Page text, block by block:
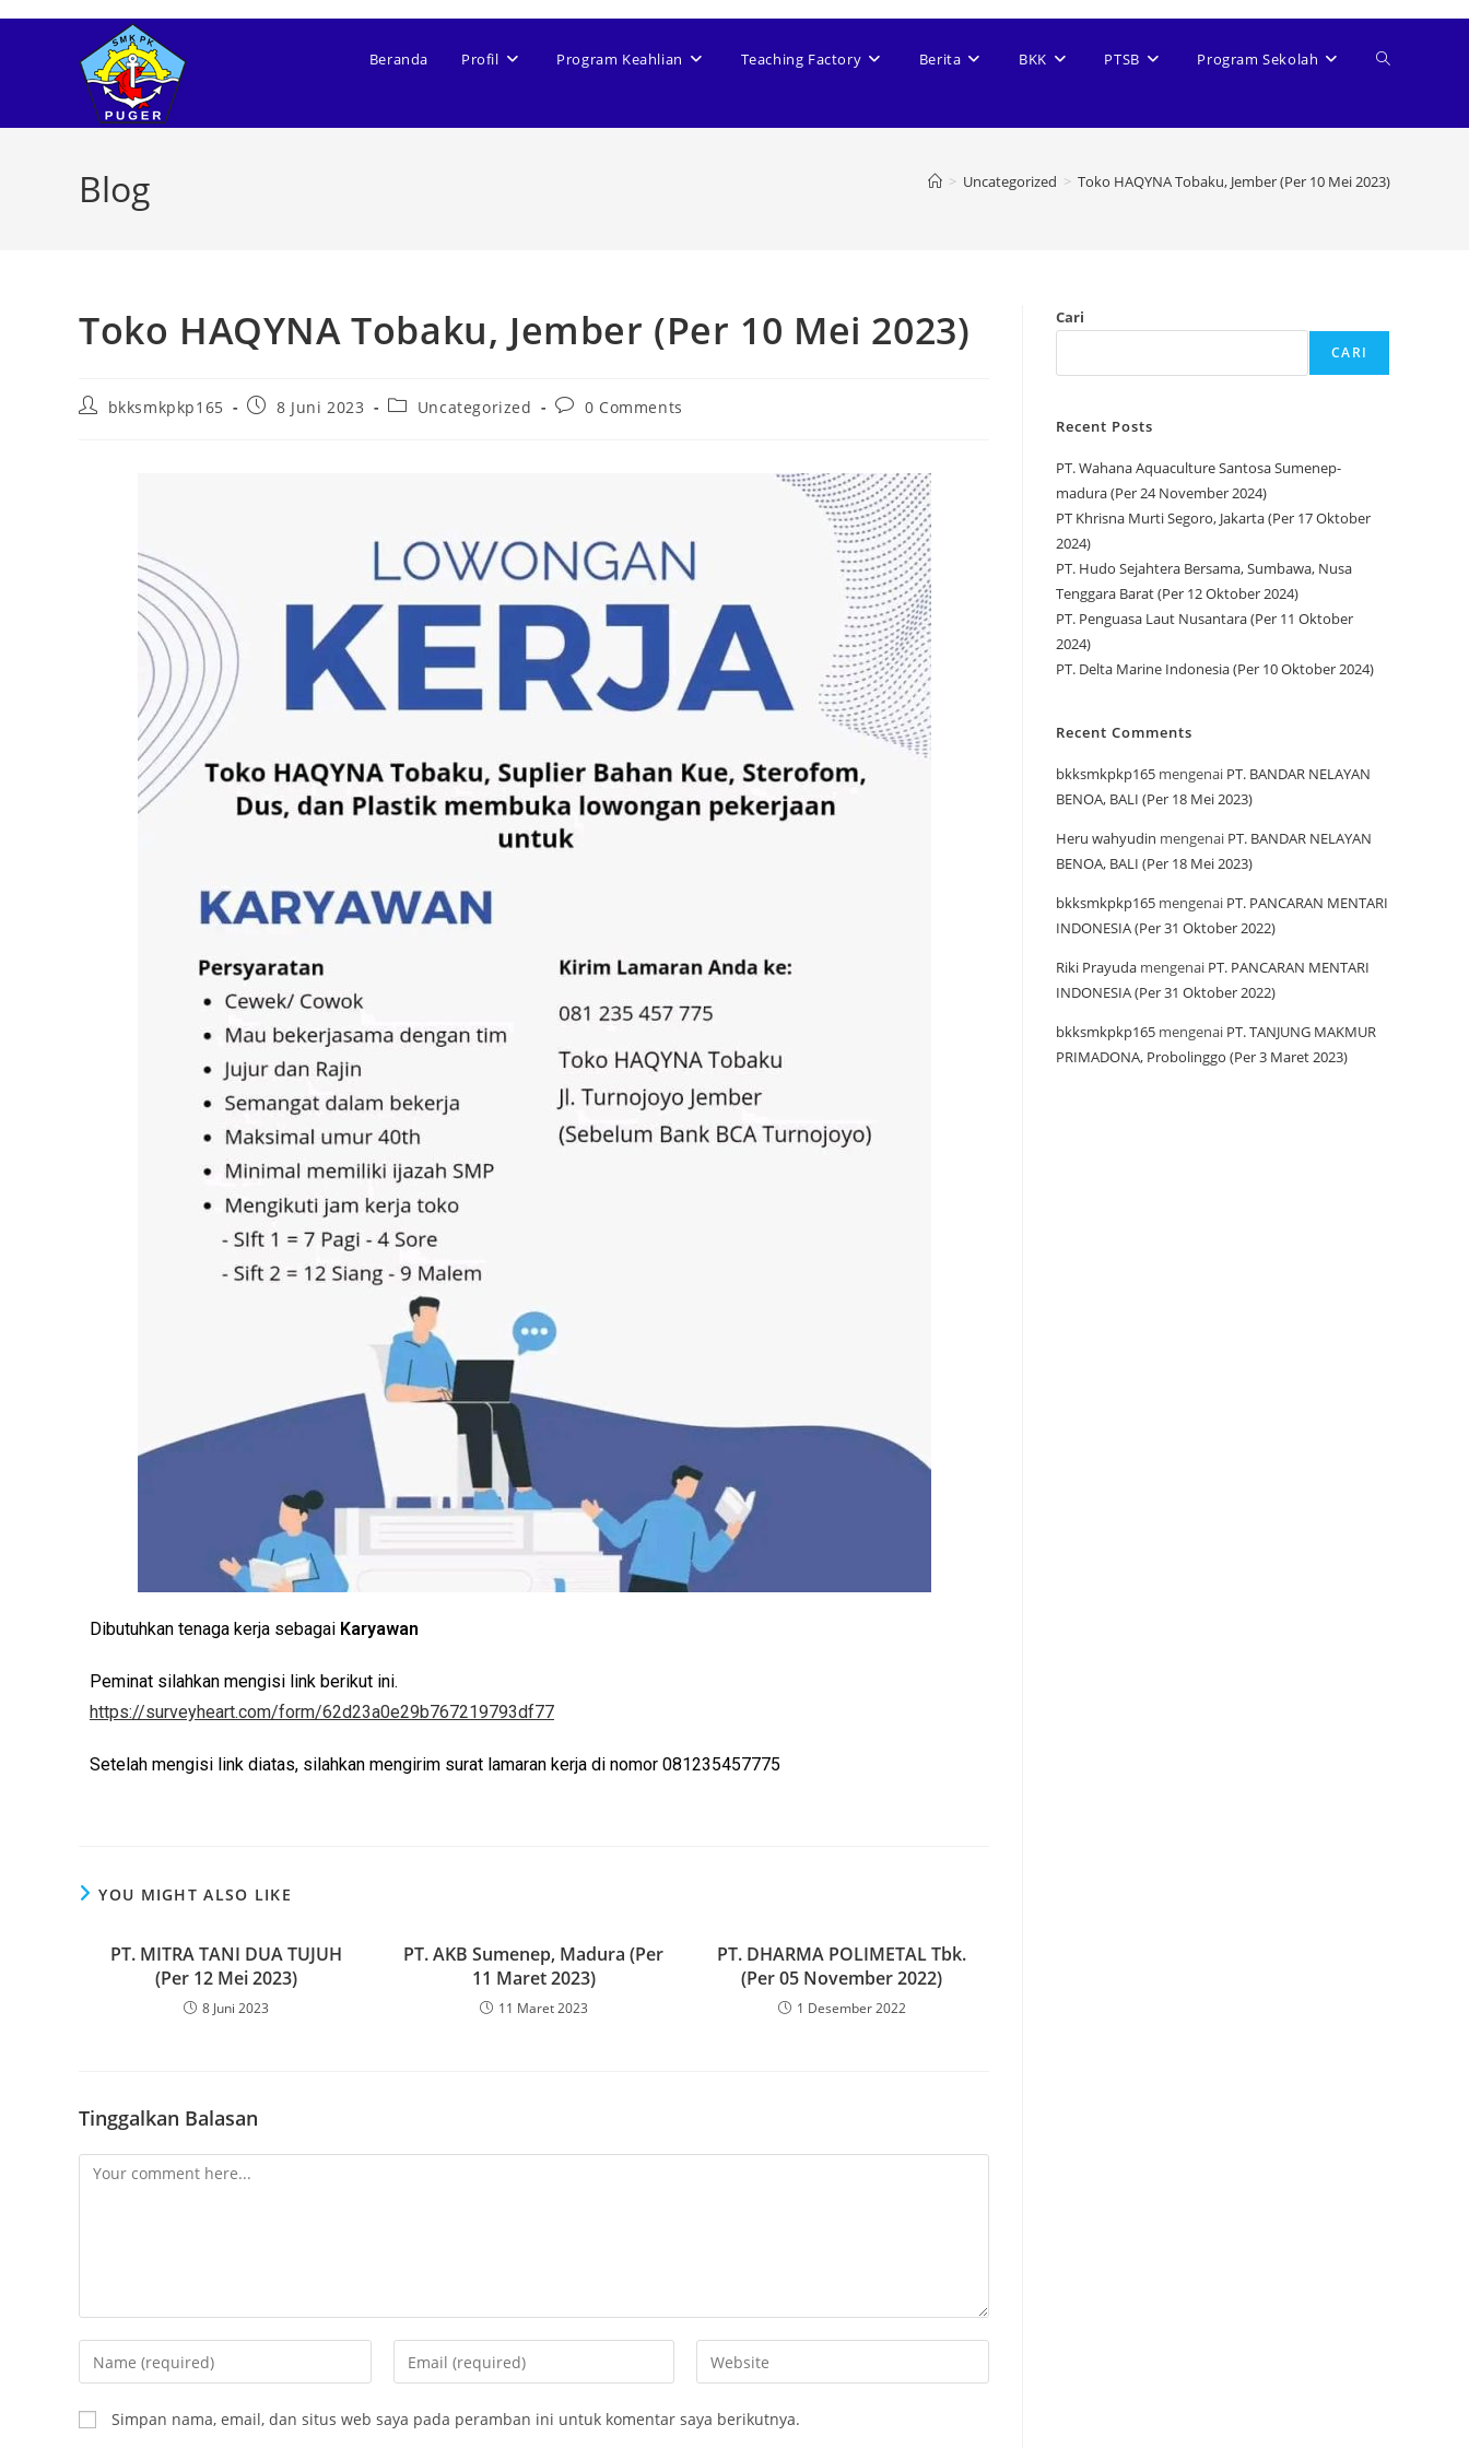
Beranda Profil Program Keahlian Teaching Factory Berita BKK PTSB Program Sekolah
Blog > Uncategorized > Toko HAQYNA Tobaku, Jember (Per 10 Mei 2023)
Toko HAQYNA Tobaku, Jember (Per 10 Mei 2023)
bkksmkpkp165 8 Juni 2023 Uncategorized 0 Comments
Dibutuhkan tenaga kerja sebagai Karyawan
Peminat silahkan mengisi link berikut ini.
https://surveyheart.com/form/62d23a0e29b767219793df77
Setelah mengisi link diatas, silahkan mengirim surat lamaran kerja di nomor 081235457775
YOU MIGHT ALSO LIKE
PT. MITRA TANI DUA TUJUH
(Per 12 Mei 2023)
8 Juni 2023
PT. AKB Sumenep, Madura (Per
11 Maret 2023)
11 Maret 2023
PT. DHARMA POLIMETAL Tbk.
(Per 05 November 2022)
1 Desember 2022
Tinggalkan Balasan
Simpan nama, email, dan situs web saya pada peramban ini untuk komentar saya berikutnya.
Cari
CARI
Recent Posts
PT. Wahana Aquaculture Santosa Sumenep-
madura (Per 24 November 2024)
PT Khrisna Murti Segoro, Jakarta (Per 17 Oktober
2024)
PT. Hudo Sejahtera Bersama, Sumbawa, Nusa
Tenggara Barat (Per 12 Oktober 2024)
PT. Penguasa Laut Nusantara (Per 11 Oktober
2024)
PT. Delta Marine Indonesia (Per 10 Oktober 2024)
Recent Comments
bkksmkpkp165 mengenai PT. BANDAR NELAYAN
BENOA, BALI (Per 18 Mei 2023)
Heru wahyudin mengenai PT. BANDAR NELAYAN
BENOA, BALI (Per 18 Mei 2023)
bkksmkpkp165 mengenai PT. PANCARAN MENTARI
INDONESIA (Per 31 Oktober 2022)
Riki Prayuda mengenai PT. PANCARAN MENTARI
INDONESIA (Per 31 Oktober 2022)
bkksmkpkp165 mengenai PT. TANJUNG MAKMUR
PRIMADONA, Probolinggo (Per 3 Maret 2023)